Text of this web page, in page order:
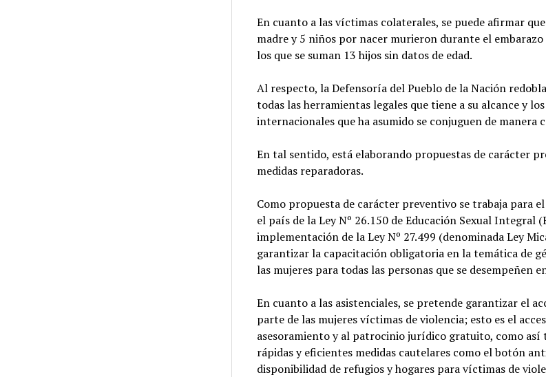
En cuanto a las víctimas colaterales, se puede afirmar
madre y 5 niños por nacer murieron durante el embarazo
los que se suman 13 hijos sin datos de edad.
Al respecto, la Defensoría del Pueblo de la Nación
todas las herramientas legales que tiene a su alcance y
internacionales que ha asumido se conjuguen de manera
En tal sentido, está elaborando propuestas de carácter
medidas reparadoras.
Como propuesta de carácter preventivo se trabaja para
el país de la Ley Nº 26.150 de Educación Sexual Integral
implementación de la Ley Nº 27.499 (denominada Ley
garantizar la capacitación obligatoria en la temática de
las mujeres para todas las personas que se desempeñen
En cuanto a las asistenciales, se pretende garantizar el
parte de las mujeres víctimas de violencia; esto es el
asesoramiento y al patrocinio jurídico gratuito, como así
rápidas y eficientes medidas cautelares como el botón
disponibilidad de refugios y hogares para víctimas de